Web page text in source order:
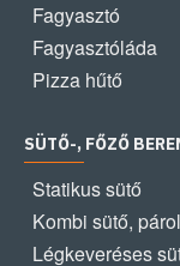
Fagyasztó
Fagyasztóláda
Pizza hűtő
SÜTŐ-, FŐZŐ
Statikus sütő
Kombi sütő,
Légkeveréses